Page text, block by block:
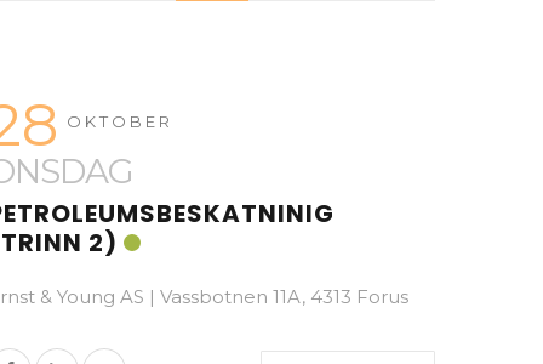
OKTOBER
2)
& Young AS | Vassbotnen 11A, 4313 Forus